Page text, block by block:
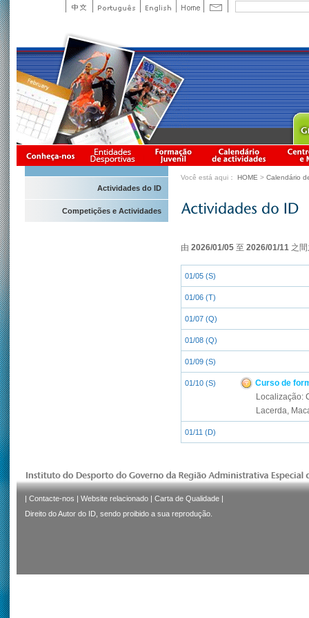
Actividades do ID
Competições e Actividades
Você está aqui： HOME > Calendário
由 2026/01/05 至 2026/01/11 之
01/05 (S)
01/06 (T)
01/07 (Q)
01/08 (Q)
01/09 (S)
01/10 (S)
Curso de
Localização:
Lacerda,
01/11 (D)
Contacte-nos Website relacionado Carta de Qualidade
Direito do Autor do ID, sendo proibido a sua reprodução.